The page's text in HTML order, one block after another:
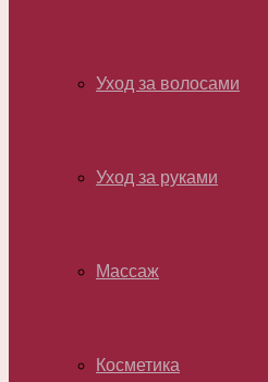
Уход за волосами
Уход за руками
Массаж
Косметика